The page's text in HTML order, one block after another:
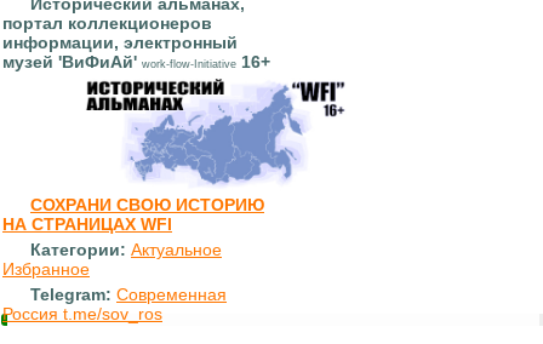
портал коллекционеров
информации, электронный
музей 'ВиФиАй' work-flow-Initiative 16+
СОХРАНИ СВОЮ ИСТОРИЮ
НА СТРАНИЦАХ WFI
Категории: Актуальное
Избранное
Telegram: Современная
Россия t.me/sov_ros